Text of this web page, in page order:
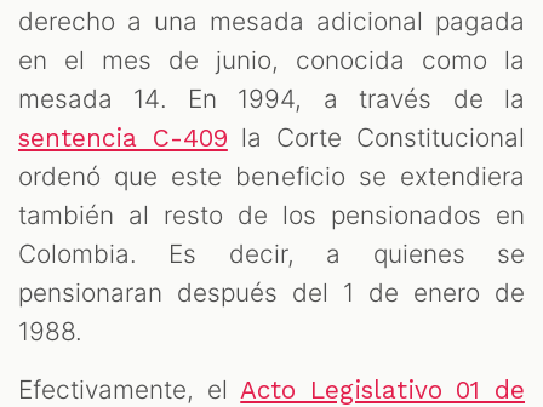
derecho a una mesada adicional pagada
en el mes de junio, conocida como la
mesada 14. En 1994, a través de la
sentencia C-409 la Corte Constitucional
ordenó que este beneficio se extendiera
también al resto de los pensionados en
Colombia. Es decir, a quienes se
pensionaran después del 1 de enero de
1988.
Efectivamente, elActo Legislativo 01 de